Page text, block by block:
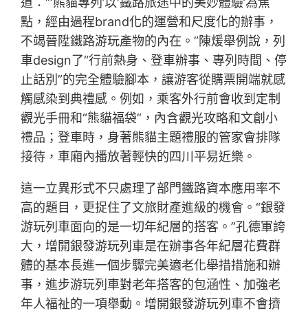
點，經由過程brand化的運營和尺度化的辦事，
不竭晉陞鐵路游玩產物的內在。”陳煖舉例說，列
車design了“行前熱身、登車辦事、專列時間、停
止話別”的完全體驗腳本，讓游客從購票開端就感
觸感染到典禮感。例如，乘客外行前會收到定制
觀光手冊和“熊貓福袋”，內含觀光攻略和文創小
禮品；登車時，身著熊貓主題禮服的管家會排隊
接待，車廂內播放著輕快的四川平易近樂。
這一立異形式不只處理了部門鐵路資本應用率不
高的題目，更捉住了文旅財產進級的機會。“銀發
游玩列車面向的是一切年紀層的搭客。”孔德軍誇
大，增開銀發游玩列車是在辦事各年紀層花費群
體的基本長進一個步驟完美適老化舉措措施和辦
事，進步游玩列車對老年搭客的包涵性、加強老
年人福祉的一項舉動。增開銀發游玩列車不會擠